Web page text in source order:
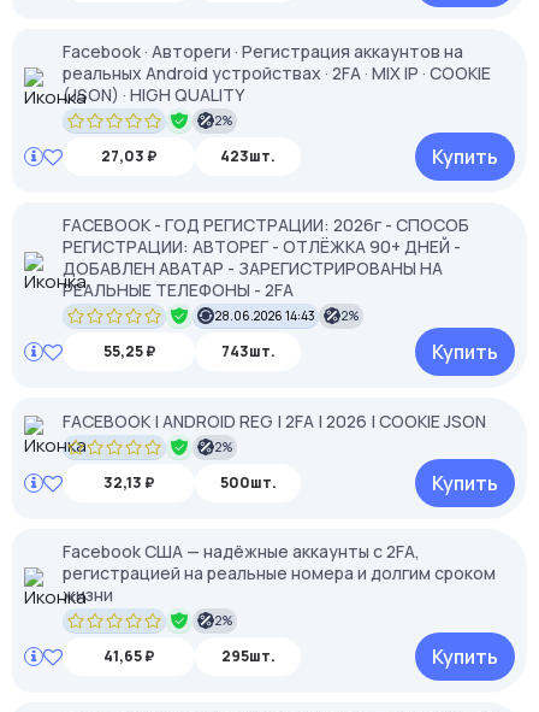
Facebook · Автореги · Регистрация аккаунтов на
реальных Android устройствах · 2FA · MIX IP · COOKIE
(JSON) · HIGH QUALITY
2%
27,03 ₽ 423шт. Купить
FACEBOOK - ГОД РЕГИСТРАЦИИ: 2026г - СПОСОБ
РЕГИСТРАЦИИ: АВТОРЕГ - ОТЛЁЖКА 90+ ДНЕЙ -
ДОБАВЛЕН АВАТАР - ЗАРЕГИСТРИРОВАНЫ НА
РЕАЛЬНЫЕ ТЕЛЕФОНЫ - 2FA
28.06.2026 14:43 2%
55,25 ₽ 743шт. Купить
FACEBOOK | ANDROID REG | 2FA | 2026 | COOKIE JSON
2%
32,13 ₽ 500шт. Купить
Facebook США — надёжные аккаунты с 2FA,
регистрацией на реальные номера и долгим сроком
жизни
2%
41,65 ₽ 295шт. Купить